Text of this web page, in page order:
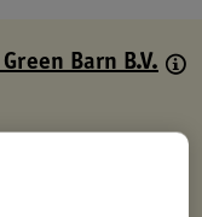
Barn B.V.